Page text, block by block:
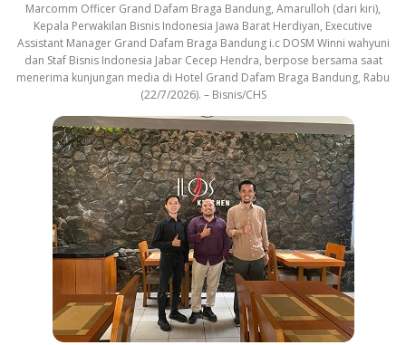
Marcomm Officer Grand Dafam Braga Bandung, Amarulloh (dari kiri),
Kepala Perwakilan Bisnis Indonesia Jawa Barat Herdiyan, Executive
Assistant Manager Grand Dafam Braga Bandung i.c DOSM Winni wahyuni
dan Staf Bisnis Indonesia Jabar Cecep Hendra, berpose bersama saat
menerima kunjungan media di Hotel Grand Dafam Braga Bandung, Rabu
(22/7/2026). – Bisnis/CHS